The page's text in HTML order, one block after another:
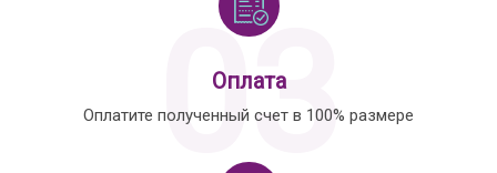
03
Оплата
Оплатите полученный счет в 100% размере